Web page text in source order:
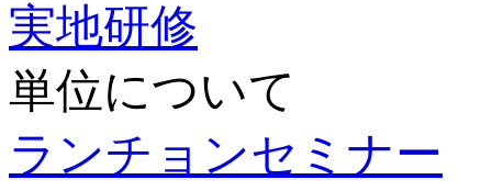
実地研修
単位について
ランチョンセミナー